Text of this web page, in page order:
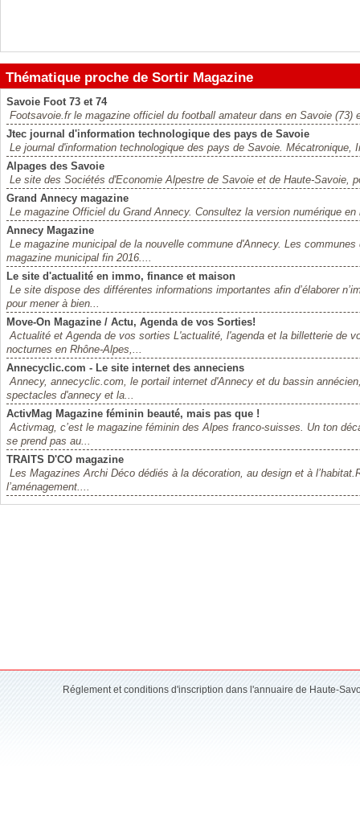
Thématique proche de Sortir Magazine
Savoie Foot 73 et 74
Footsavoie.fr le magazine officiel du football amateur dans en Savoie (73)
Jtec journal d'information technologique des pays de Savoie
Le journal d'information technologique des pays de Savoie. Mécatronique,
Alpages des Savoie
Le site des Sociétés d'Economie Alpestre de Savoie et de Haute-Savoie,
Grand Annecy magazine
Le magazine Officiel du Grand Annecy. Consultez la version numérique en
Annecy Magazine
Le magazine municipal de la nouvelle commune d'Annecy. Les
magazine municipal fin 2016....
Le site d'actualité en immo, finance et maison
Le site dispose des différentes informations importantes afin d’élaborer
pour mener à bien...
Move-On Magazine / Actu, Agenda de vos Sorties!
Actualité et Agenda de vos sorties L'actualité, l'agenda et la billetterie de
nocturnes en Rhône-Alpes,...
Annecyclic.com - Le site internet des anneciens
Annecy, annecyclic.com, le portail internet d'Annecy et du bassin
spectacles d'annecy et la...
ActivMag Magazine féminin beauté, mais pas que !
Activmag, c’est le magazine féminin des Alpes franco-suisses. Un ton
se prend pas au...
TRAITS D'CO magazine
Les Magazines Archi Déco dédiés à la décoration, au design et à
l’aménagement....
Réglement et conditions d'inscription dans l'annuaire de Haute-